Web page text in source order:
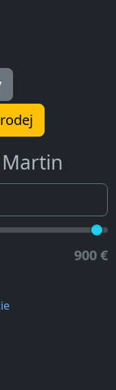
Martin
900 €